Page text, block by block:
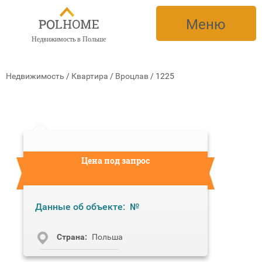
Недвижимость в Польше
Меню
Недвижимость / Квартира / Вроцлав / 1225
Цена под запрос
Данные об объекте: №
Cтрана: Польша